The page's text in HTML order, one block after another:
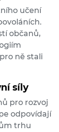
učení
občanů,
ně stali
síly
pro rozvoj
odpovídají
trhu